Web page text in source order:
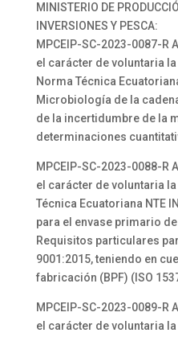
MINISTERIO DE
INVERSIONES Y PESCA:
MPCEIP-SC-2023-0087-
el carácter de voluntaria
Norma Técnica
Microbiología de la
de la incertidumbre de la
determinaciones
MPCEIP-SC-2023-0088-
el carácter de voluntaria
Técnica Ecuatoriana NTE
para el envase primario
Requisitos particulares
9001:2015, teniendo en
fabricación (BPF) (ISO
MPCEIP-SC-2023-0089-
el carácter de voluntaria